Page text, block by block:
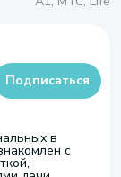
в
с
Подписаться